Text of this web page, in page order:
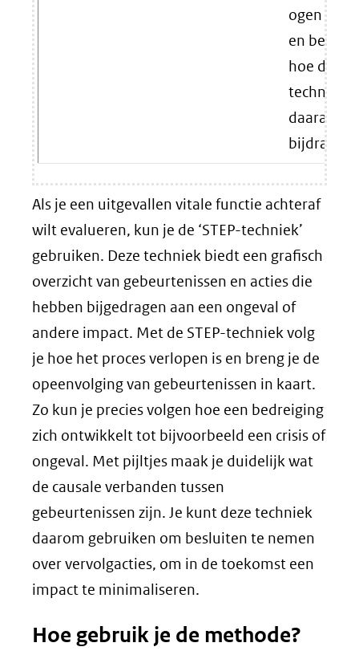
ogen
en
hoe de
techniek
daaraan
bijdraagt.
Als je een uitgevallen vitale functie achteraf
wilt evalueren, kun je de ‘STEP-techniek’
gebruiken. Deze techniek biedt een grafisch
overzicht van gebeurtenissen en acties die
hebben bijgedragen aan een ongeval of
andere impact. Met de STEP-techniek volg
je hoe het proces verlopen is en breng je de
opeenvolging van gebeurtenissen in kaart.
Zo kun je precies volgen hoe een bedreiging
zich ontwikkelt tot bijvoorbeeld een crisis of
ongeval. Met pijltjes maak je duidelijk wat
de causale verbanden tussen
gebeurtenissen zijn. Je kunt deze techniek
daarom gebruiken om besluiten te nemen
over vervolgacties, om in de toekomst een
impact te minimaliseren.
Hoe gebruik je de methode?